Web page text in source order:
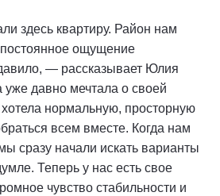
здесь квартиру. Район нам
ощущение
— рассказывает Юлия
давно мечтала о своей
нормальную, просторную
всем вместе. Когда нам
сразу начали искать варианты
Теперь у нас есть свое
чувство стабильности и